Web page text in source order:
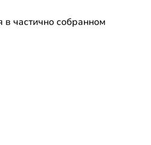
в частично собранном